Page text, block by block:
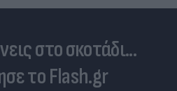
στο σκοτάδι...
το Flash.gr